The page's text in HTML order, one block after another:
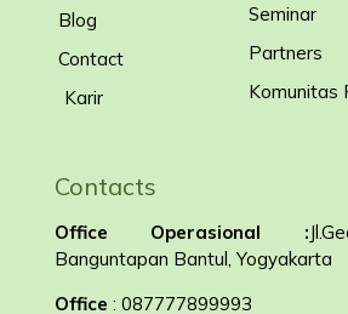
Blog
Contact
Karir
Seminar
Partners
Komunitas
Contacts
Office Operasional :
Banguntapan Bantul, Yogyakarta
Office : 087777899993